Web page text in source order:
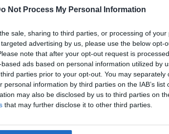
Not Process My Personal Information
sale, sharing to third parties, or processing of your
advertising by us, please use the below opt-
note that after your opt-out request is
ads based on personal information utilized by
parties prior to your opt-out. You may separately
personal information by third parties on the IAB’s list
may also be disclosed by us to third parties on
that may further disclose it to other third parties.